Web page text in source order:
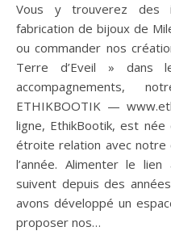
Vous y trouverez des
fabrication de bijoux de
ou commander nos
Terre d’Eveil » dans
accompagnements,
ETHIKBOOTIK —
ligne, EthikBootik, est
étroite relation avec notre
l’année. Alimenter le
suivent depuis des
avons développé un
proposer nos…